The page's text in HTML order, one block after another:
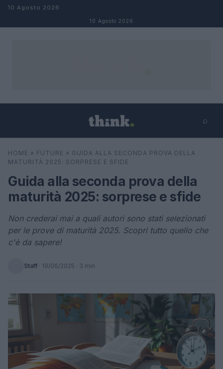
Salta al contenuto
10 Agosto 2026
10 Agosto 2026
⌕
Cerca ⌕
HOME » FUTURE » GUIDA ALLA SECONDA PROVA DELLA
MATURITÀ 2025: SORPRESE E SFIDE
Guida alla seconda prova della
maturità 2025: sorprese e sfide
Non crederai mai a quali autori sono stati selezionati
per le prove di maturità 2025. Scopri tutto quello che
c'è da sapere!
Staff · 19/06/2025 · 3 min